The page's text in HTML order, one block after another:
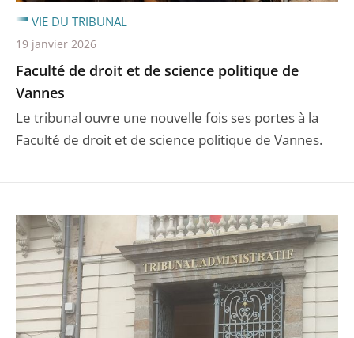
Faculté de droit et de science politique de
Vannes
Le tribunal ouvre une nouvelle fois ses portes à la
Faculté de droit et de science politique de Vannes.
VIE DU TRIBUNAL
19 janvier 2026